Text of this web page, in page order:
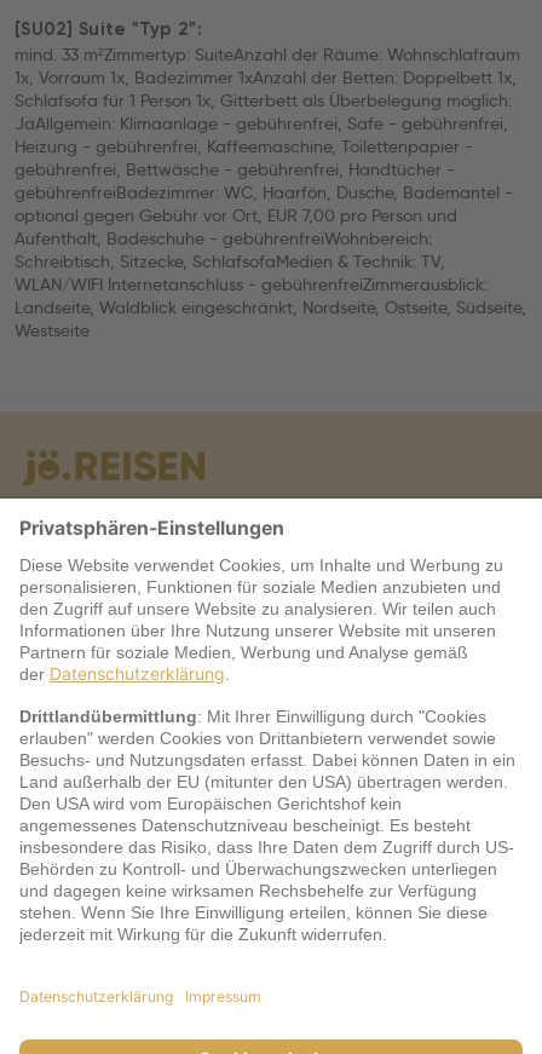
[SU02] Suite "Typ 2":
mind. 33 m²Zimmertyp: SuiteAnzahl der Räume: Wohnschlafraum
1x, Vorraum 1x, Badezimmer 1xAnzahl der Betten: Doppelbett 1x,
Schlafsofa für 1 Person 1x, Gitterbett als Überbelegung möglich:
JaAllgemein: Klimaanlage - gebührenfrei, Safe - gebührenfrei,
Heizung - gebührenfrei, Kaffeemaschine, Toilettenpapier -
gebührenfrei, Bettwäsche - gebührenfrei, Handtücher -
gebührenfreiBadezimmer: WC, Haarfön, Dusche, Bademantel -
optional gegen Gebühr vor Ort, EUR 7,00 pro Person und
Aufenthalt, Badeschuhe - gebührenfreiWohnbereich:
Schreibtisch, Sitzecke, SchlafsofaMedien & Technik: TV,
WLAN/WIFI Internetanschluss - gebührenfreiZimmerausblick:
Landseite, Waldblick eingeschränkt, Nordseite, Ostseite, Südseite,
Westseite
Warum jö?
Service
jö Bonus Club Partner
Zahlungsarten & Sicherheit
AGB